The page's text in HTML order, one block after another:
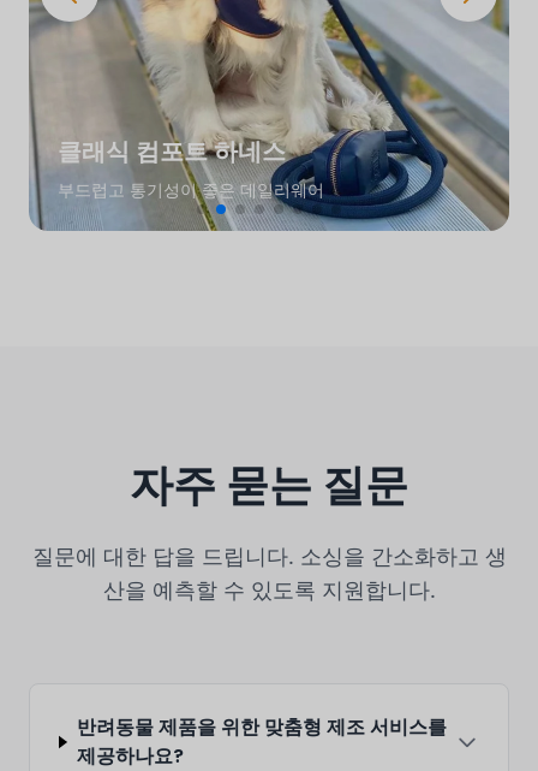
클래식 컴포트 하네스
부드럽고 통기성이 좋은 데일리웨어
자주 묻는 질문
질문에 대한 답을 드립니다. 소싱을 간소화하고 생
산을 예측할 수 있도록 지원합니다.
반려동물 제품을 위한 맞춤형 제조 서비스를
제공하나요?